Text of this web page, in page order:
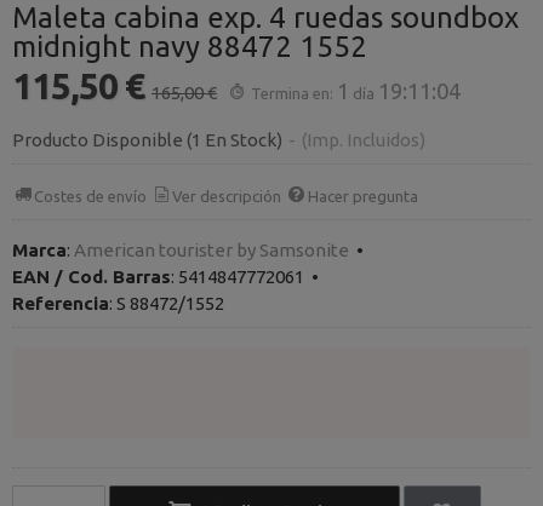
Maleta cabina exp. 4 ruedas soundbox
midnight navy 88472 1552
115,50 € 165,00 € Termina en: 1 día 19:11:04
Producto Disponible (1 En Stock) - (Imp. Incluidos)
Costes de envío Ver descripción Hacer pregunta
Marca: American tourister by Samsonite •
EAN / Cod. Barras: 5414847772061 •
Referencia: S 88472/1552